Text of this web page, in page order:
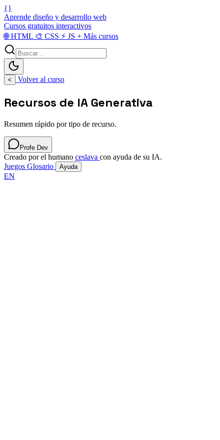
{}
Aprende diseño y desarrollo web
Cursos gratuitos interactivos
🌐HTML 🎨 CSS ⚡ JS + Más cursos
< Volver al curso
Recursos de IA Generativa
Resumen rápido por tipo de recurso.
Profe Dev
Creado por el humano ceslava con ayuda de su IA.
Juegos Glosario Ayuda
EN